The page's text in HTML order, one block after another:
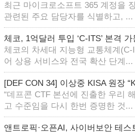
최근 마이크로소프트 365 계정을
관련된 주요 담당자를 식별하고, ...
체코, 1억달러 투입 ‘C-ITS’ 본격
체코의 차세대 지능형 교통체계
어 상용 서비스와 전국 확산 단계...
[DEF CON 34] 이상중 KISA 원장
“데프콘 CTF 본선에 진출한 우리
고 수준임을 다시 한번 증명한 것...
앤트로픽·오픈AI, 사이버보안 테